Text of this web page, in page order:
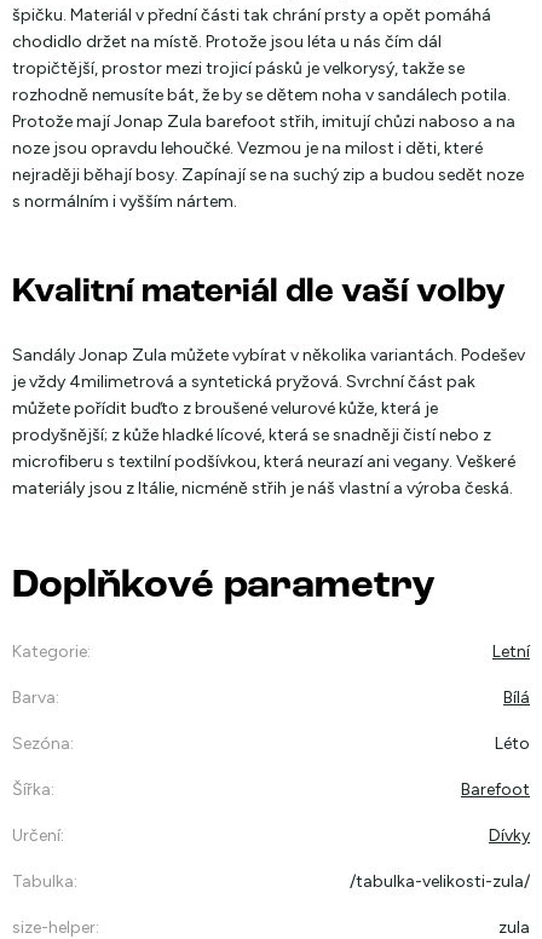
špičku. Materiál v přední části tak chrání prsty a opět pomáhá
chodidlo držet na místě. Protože jsou léta u nás čím dál
tropičtější, prostor mezi trojicí pásků je velkorysý, takže se
rozhodně nemusíte bát, že by se dětem noha v sandálech potila.
Protože mají Jonap Zula barefoot střih, imitují chůzi naboso a na
noze jsou opravdu lehoučké. Vezmou je na milost i děti, které
nejraději běhají bosy. Zapínají se na suchý zip a budou sedět noze
s normálním i vyšším nártem.
Kvalitní materiál dle vaší volby
Sandály Jonap Zula můžete vybírat v několika variantách. Podešev
je vždy 4milimetrová a syntetická pryžová. Svrchní část pak
můžete pořídit buďto z broušené velurové kůže, která je
prodyšnější; z kůže hladké lícové, která se snadněji čistí nebo z
microfiberu s textilní podšívkou, která neurazí ani vegany. Veškeré
materiály jsou z Itálie, nicméně střih je náš vlastní a výroba česká.
Doplňkové parametry
Kategorie: Letní
Barva: Bílá
Sezóna: Léto
Šířka: Barefoot
Určení: Dívky
Tabulka: /tabulka-velikosti-zula/
size-helper: zula